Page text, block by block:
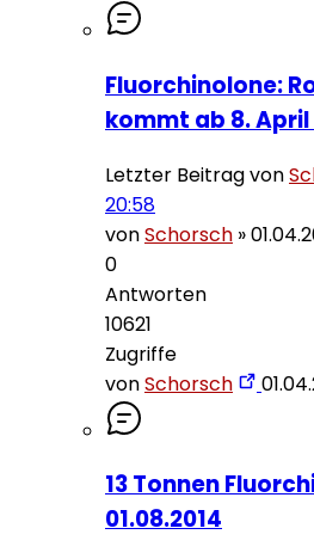
Fluorchinolone:
kommt ab 8. April
Letzter Beitrag von
20:58
vonSchorsch »
0
Antworten
10621
Zugriffe
vonSchorsch
13 Tonnen
01.08.2014